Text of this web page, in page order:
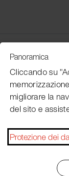
Customer
Subscribe
Would you like
Panoramica
Cliccando su
migliorare la
del sito e
Protezione dei